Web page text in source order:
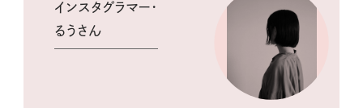
インスタグラマー・
るうさん